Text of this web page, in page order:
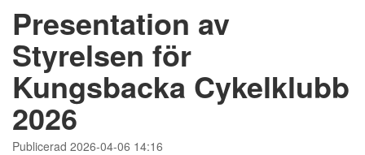
Presentation av
Styrelsen för
Kungsbacka Cykelklubb
2026
Publicerad 2026-04-06 14:16